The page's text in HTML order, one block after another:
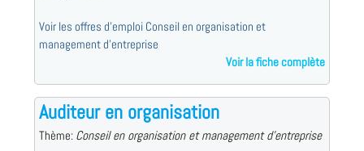
Voir les offres d'emploi Conseil en organisation et
management d'entreprise
Voir la fiche complète
Auditeur en organisation
Thème: Conseil en organisation et management d'entreprise